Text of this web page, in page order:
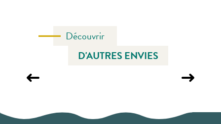
Découvrir
D'AUTRES ENVIES
AU FIL DE L’ACTU !